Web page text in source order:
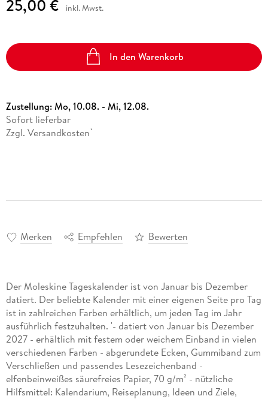
25,00 € inkl. Mwst.
In den Warenkorb
Zustellung:Mo, 10.08. - Mi, 12.08.
Sofort lieferbar
Zzgl. Versandkosten *
Merken Empfehlen Bewerten
Der Moleskine Tageskalender ist von Januar bis Dezember
datiert. Der beliebte Kalender mit einer eigenen Seite pro Tag
ist in zahlreichen Farben erhältlich, um jeden Tag im Jahr
ausführlich festzuhalten. '- datiert von Januar bis Dezember
2027 - erhältlich mit festem oder weichem Einband in vielen
verschiedenen Farben - abgerundete Ecken, Gummiband zum
Verschließen und passendes Lesezeichenband -
elfenbeinweißes säurefreies Papier, 70 g/m² - nützliche
Hilfsmittel: Kalendarium, Reiseplanung, Ideen und Ziele,